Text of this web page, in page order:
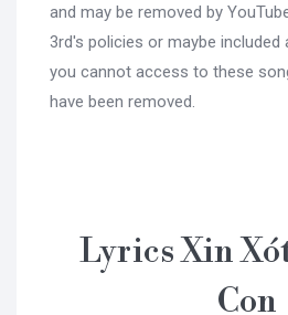
and may be removed by
3rd's policies or maybe
you cannot access to these
have been removed.
Lyrics Xin
Con